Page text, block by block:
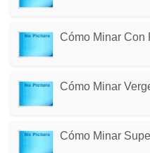
Cómo Minar Con
Cómo Minar
Cómo Minar